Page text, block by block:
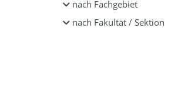
nach Fachgebiet
nach Fakultät / Sektion